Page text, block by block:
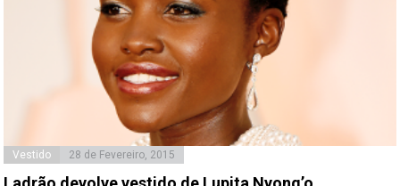
Vestido 28 de Fevereiro, 2015